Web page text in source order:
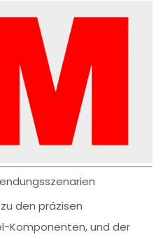
zu den präzisen
Komponenten, und der